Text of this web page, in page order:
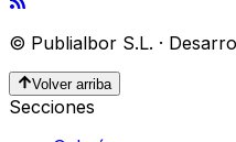
© Publialbor S.L. ·
Volver arriba
Secciones